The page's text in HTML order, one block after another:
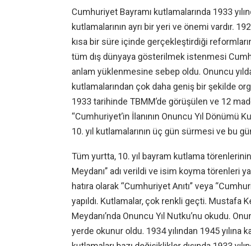
Cumhuriyet Bayramı kutlamalarında 1933
kutlamalarının ayrı bir yeri ve önemi vardır.
kısa bir süre içinde gerçekleştirdiği
tüm dış dünyaya gösterilmek istenmesi
anlam yüklenmesine sebep oldu. Onuncu
kutlamalarından çok daha geniş bir şekilde
1933 tarihinde TBMM’de görüşülen ve 12
“Cumhuriyet’in İlanının Onuncu Yıl Dönümü
10. yıl kutlamalarının üç gün sürmesi ve bu
Tüm yurtta, 10. yıl bayram kutlama
Meydanı” adı verildi ve isim koyma törenleri
hatıra olarak “Cumhuriyet Anıtı” veya
yapıldı. Kutlamalar, çok renkli geçti. Mustafa
Meydanı’nda Onuncu Yıl Nutku’nu okudu.
yerde okunur oldu. 1934 yılından 1945 yılına